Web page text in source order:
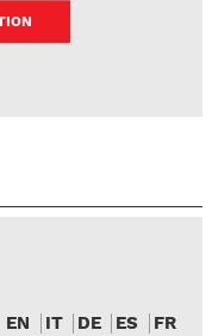
EN IT DE ES
FR